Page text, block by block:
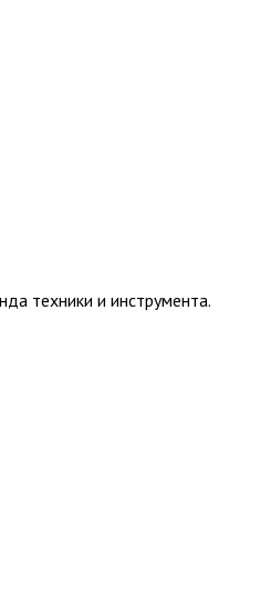
техники и инструмента.